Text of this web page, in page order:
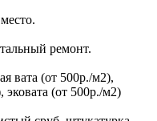
ремонт.
вата (от 500р./м2),
эковата (от 500р./м2)